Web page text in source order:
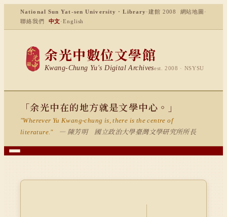
National Sun Yat-sen University · Library ·建館 2008 網站地圖 ·
聯絡我們
中文·English
余光中數位文學館
Kwang-Chung Yu's Digital Archivesest. 2008 · NSYSU
「余光中在的地方就是文學中心。」
"Wherever Yu Kwang-chung is, there is the centre of
literature."
— 陳芳明 國立政治大學臺灣文學研究所所長